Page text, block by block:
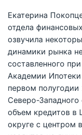
Екатерина
отдела
озвучила
динамики рынка
составленного
Академии
первом
Северо-
объем кредитов в
округе с центром